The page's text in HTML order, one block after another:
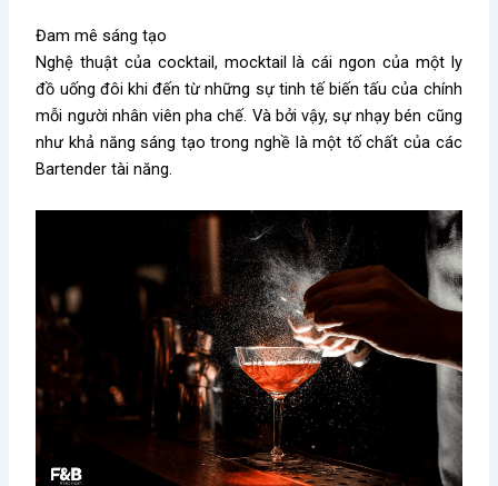
Đam mê sáng tạo
Nghệ thuật của cocktail, mocktail là cái ngon của một ly
đồ uống đôi khi đến từ những sự tinh tế biến tấu của chính
mỗi người nhân viên pha chế. Và bởi vậy, sự nhạy bén cũng
như khả năng sáng tạo trong nghề là một tố chất của các
Bartender tài năng.